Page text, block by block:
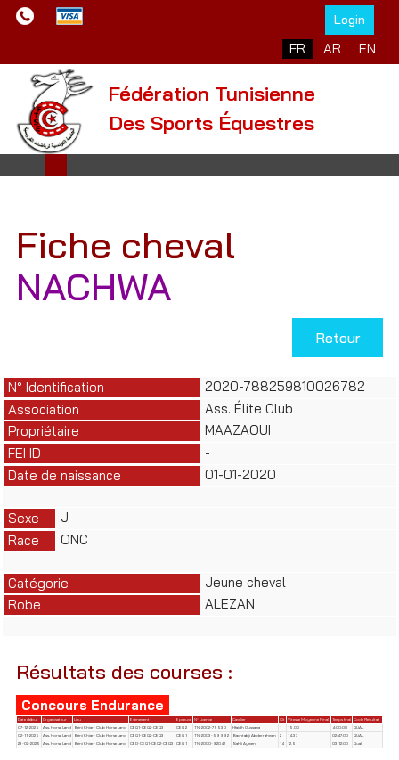
Login
Sélectionnez votre
FR AR EN
Fédération Tunisienne
Des Sports Équestres
Fiche cheval
NACHWA
Retour
N° Identification
2020-788259810026782
Association
Ass. Élite Club
Propriétaire
MAAZAOUI
FEI ID
-
Date de naissance
01-01-2020
Sexe
J
Race
ONC
Catégorie
Jeune cheval
Robe
ALEZAN
Résultats des courses :
Concours Endurance
Date début Organisateur Lieu Evènement Epreuve N° Licence Cavalier Clt Vitesse Moyenne Final Temps final Code Résultat
07-12-2025
Ass. Horse Land Béni Khiar- Club Horse Land CEQ1-CEQ2-CEQ3 CEQ 2 TN-2002-75530 Hfaidh Oussama 1 15.00 4:00:00
QUAL
02-11-2025
Ass. Horse Land Béni Khiar- Club Horse Land CEQ1-CEQ2-CEQ3 CEQ 1 TN-2003-59992 Bachtabji Abderrahmen 2 14.37 02:47:00
QUAL
23-02-2025
Ass. Horse Land Béni Khiar- Club Horse Land CED-CEQ1-CEQ2-CEQ3 CEQ 1 TN-2000-92042 Sahli Aymen 14 12.5 03:12:00 Qual